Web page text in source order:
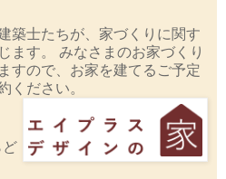
築士たちが、家づくりに関す
ます。 みなさまのお家づくり
すので、お家を建てるご予定
ください。
ど